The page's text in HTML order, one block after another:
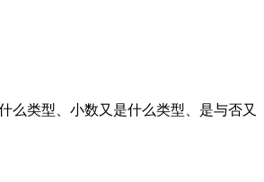
么类型、小数又是什么类型、是与否又